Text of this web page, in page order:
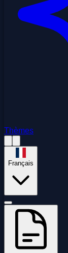
Thèmes
Français